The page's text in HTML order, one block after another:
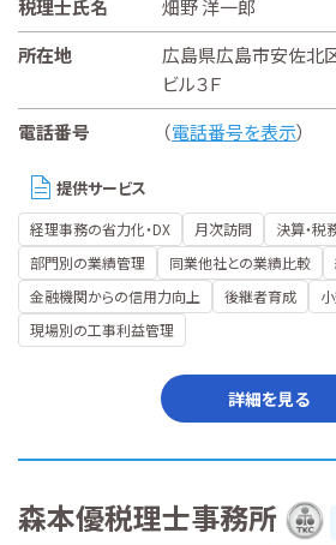
税理士氏名
畑野 洋一郎
所在地
広島県広島市安佐北
ビル３Ｆ
電話番号
（電話番号を表示）
提供サービス
経理事務の省力化・DX 月次訪問 決算・税
部門別の業績管理
同業他社との業績比較
金融機関からの信用力向上
後継者育成
現場別の工事利益管理
詳細を見る
森本優税理士事務所